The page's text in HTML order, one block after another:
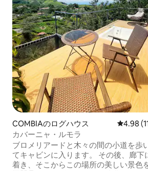
COMBIAのログハウス レビュ
4.98
カバーニャ・ルモラ
ブロメリアードと木々の間の小道を歩
てキャビンに入ります。 その後、廊下
着き、そこからこの場所の美しい景色